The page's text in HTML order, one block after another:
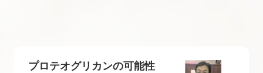
プロテオグリカンの可能性